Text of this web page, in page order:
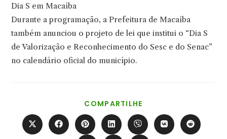
Dia S em Macaíba
Durante a programação, a Prefeitura de Macaíba
também anunciou o projeto de lei que institui o “Dia S
de Valorização e Reconhecimento do Sesc e do Senac”
no calendário oficial do município.
COMPARTILHE
ESTE
CONTEÚDO
Abre
em
Abre
em
Abre
em
Abre
em
Abre
em
Abre
em
Abre
em